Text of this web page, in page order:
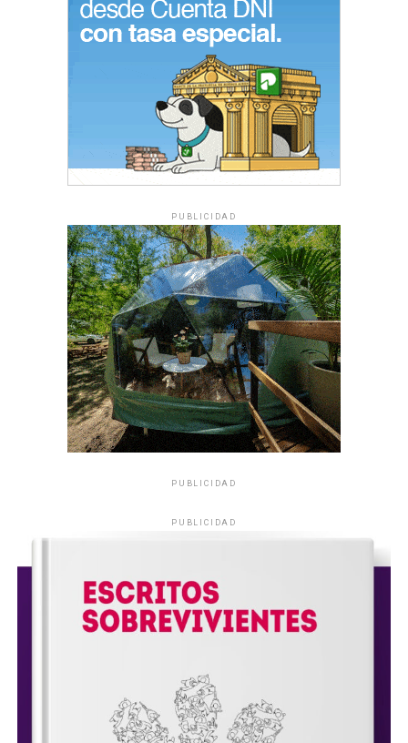
PUBLICIDAD
PUBLICIDAD
PUBLICIDAD